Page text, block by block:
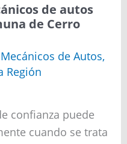
de autos
de Cerro
Mecánicos de Autos,
Región
confianza puede
cuando se trata